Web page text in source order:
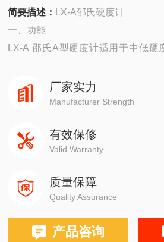
简要描述：
LX-A邵氏硬度计
一、功能
LX-A 邵氏A型硬度计适用于中低硬
本产品符合国家GB/T531-1999标
求。
厂家实力
Manufacturer Strength
有效保修
Valid Warranty
质量保障
Quality Assurance
产品咨询